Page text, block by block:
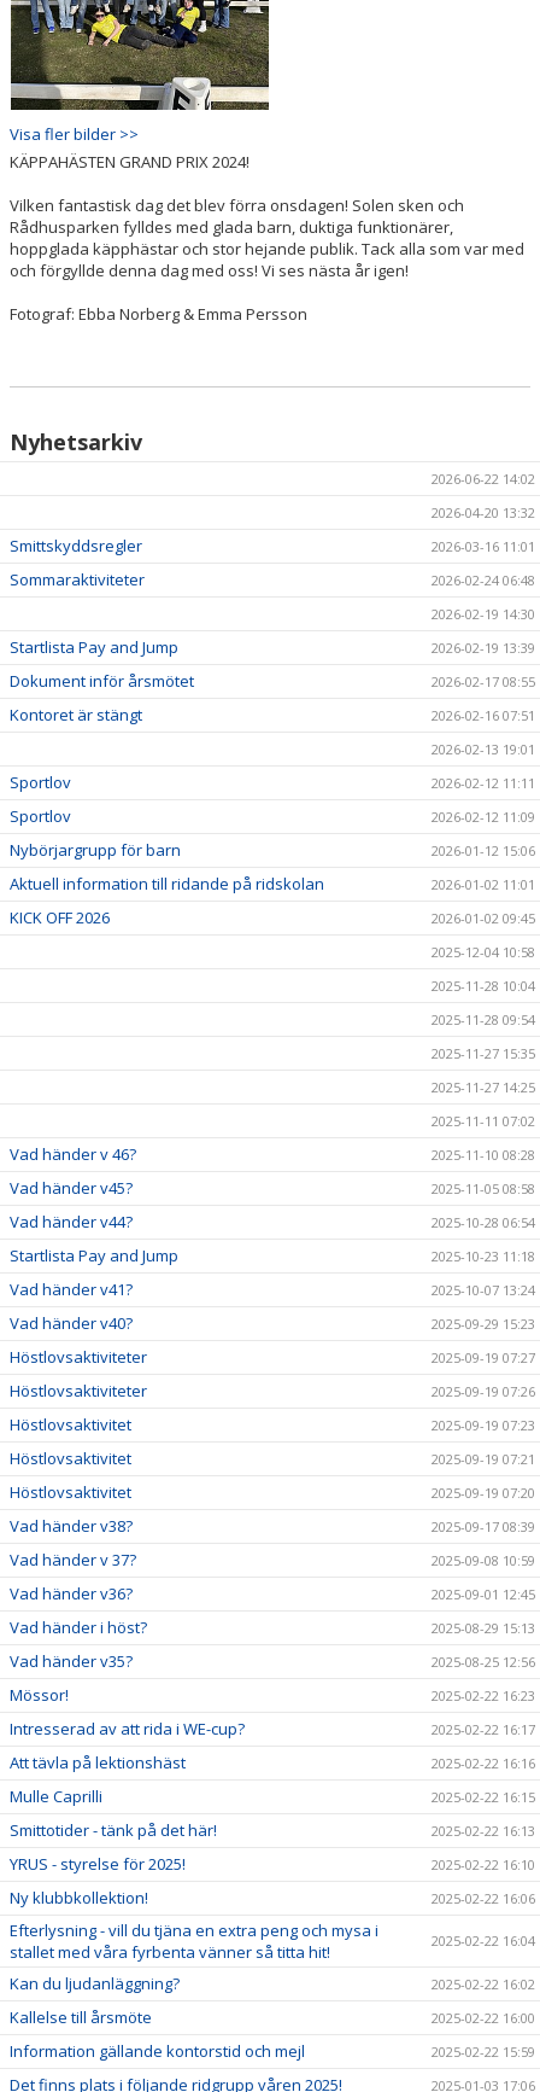
Visa fler bilder >>
KÄPPAHÄSTEN GRAND PRIX 2024!
Vilken fantastisk dag det blev förra onsdagen! Solen sken och
Rådhusparken fylldes med glada barn, duktiga funktionärer,
hoppglada käpphästar och stor hejande publik. Tack alla som var med
och förgyllde denna dag med oss! Vi ses nästa år igen!
Fotograf: Ebba Norberg & Emma Persson
Nyhetsarkiv
2026-06-22 14:02
2026-04-20 13:32
Smittskyddsregler 2026-03-16 11:01
Sommaraktiviteter
2026-02-24 06:48
2026-02-19 14:30
Startlista Pay and Jump 2026-02-19 13:39
Dokument inför årsmötet 2026-02-17 08:55
Kontoret är stängt
2026-02-16 07:51
2026-02-13 19:01
Sportlov 2026-02-12 11:11
Sportlov 2026-02-12 11:09
Nybörjargrupp för barn 2026-01-12 15:06
Aktuell information till ridande på ridskolan 2026-01-02 11:01
KICK OFF 2026
2026-01-02 09:45
2025-12-04 10:58
2025-11-28 10:04
2025-11-28 09:54
2025-11-27 15:35
2025-11-27 14:25
2025-11-11 07:02
Vad händer v 46? 2025-11-10 08:28
Vad händer v45? 2025-11-05 08:58
Vad händer v44? 2025-10-28 06:54
Startlista Pay and Jump 2025-10-23 11:18
Vad händer v41? 2025-10-07 13:24
Vad händer v40? 2025-09-29 15:23
Höstlovsaktiviteter 2025-09-19 07:27
Höstlovsaktiviteter 2025-09-19 07:26
Höstlovsaktivitet 2025-09-19 07:23
Höstlovsaktivitet 2025-09-19 07:21
Höstlovsaktivitet 2025-09-19 07:20
Vad händer v38? 2025-09-17 08:39
Vad händer v 37? 2025-09-08 10:59
Vad händer v36? 2025-09-01 12:45
Vad händer i höst? 2025-08-29 15:13
Vad händer v35? 2025-08-25 12:56
Mössor! 2025-02-22 16:23
Intresserad av att rida i WE-cup? 2025-02-22 16:17
Att tävla på lektionshäst 2025-02-22 16:16
Mulle Caprilli 2025-02-22 16:15
Smittotider - tänk på det här! 2025-02-22 16:13
YRUS - styrelse för 2025! 2025-02-22 16:10
Ny klubbkollektion! 2025-02-22 16:06
Efterlysning - vill du tjäna en extra peng och mysa i
stallet med våra fyrbenta vänner så titta hit!
2025-02-22 16:04
Kan du ljudanläggning? 2025-02-22 16:02
Kallelse till årsmöte 2025-02-22 16:00
Information gällande kontorstid och mejl 2025-02-22 15:59
Det finns plats i följande ridgrupp våren 2025! 2025-01-03 17:06